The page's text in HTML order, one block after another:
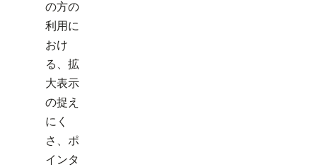
の方の
利用に
おけ
る、拡
大表示
の捉え
にく
さ、ポ
インタ